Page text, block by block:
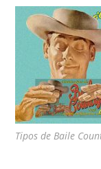
Tipos de Baile